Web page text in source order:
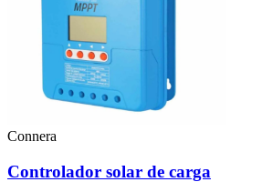
Connera
Controlador solar de carga